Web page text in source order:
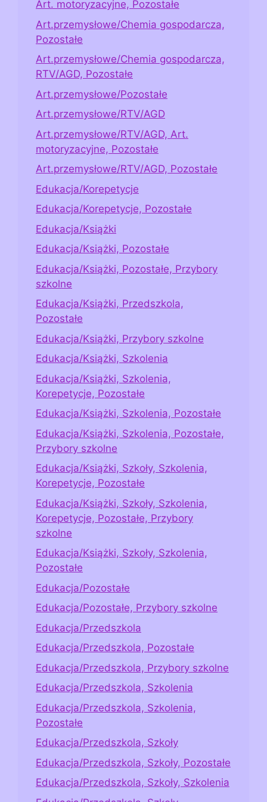
Art. motoryzacyjne, Pozostałe
Art.przemysłowe/Chemia gospodarcza,
Pozostałe
Art.przemysłowe/Chemia gospodarcza,
RTV/AGD, Pozostałe
Art.przemysłowe/Pozostałe
Art.przemysłowe/RTV/AGD
Art.przemysłowe/RTV/AGD, Art.
motoryzacyjne, Pozostałe
Art.przemysłowe/RTV/AGD, Pozostałe
Edukacja/Korepetycje
Edukacja/Korepetycje, Pozostałe
Edukacja/Książki
Edukacja/Książki, Pozostałe
Edukacja/Książki, Pozostałe, Przybory
szkolne
Edukacja/Książki, Przedszkola,
Pozostałe
Edukacja/Książki, Przybory szkolne
Edukacja/Książki, Szkolenia
Edukacja/Książki, Szkolenia,
Korepetycje, Pozostałe
Edukacja/Książki, Szkolenia, Pozostałe
Edukacja/Książki, Szkolenia, Pozostałe,
Przybory szkolne
Edukacja/Książki, Szkoły, Szkolenia,
Korepetycje, Pozostałe
Edukacja/Książki, Szkoły, Szkolenia,
Korepetycje, Pozostałe, Przybory
szkolne
Edukacja/Książki, Szkoły, Szkolenia,
Pozostałe
Edukacja/Pozostałe
Edukacja/Pozostałe, Przybory szkolne
Edukacja/Przedszkola
Edukacja/Przedszkola, Pozostałe
Edukacja/Przedszkola, Przybory szkolne
Edukacja/Przedszkola, Szkolenia
Edukacja/Przedszkola, Szkolenia,
Pozostałe
Edukacja/Przedszkola, Szkoły
Edukacja/Przedszkola, Szkoły, Pozostałe
Edukacja/Przedszkola, Szkoły, Szkolenia